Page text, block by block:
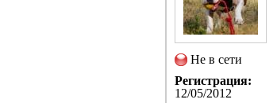
Не в сети
Регистрация:
12/05/2012